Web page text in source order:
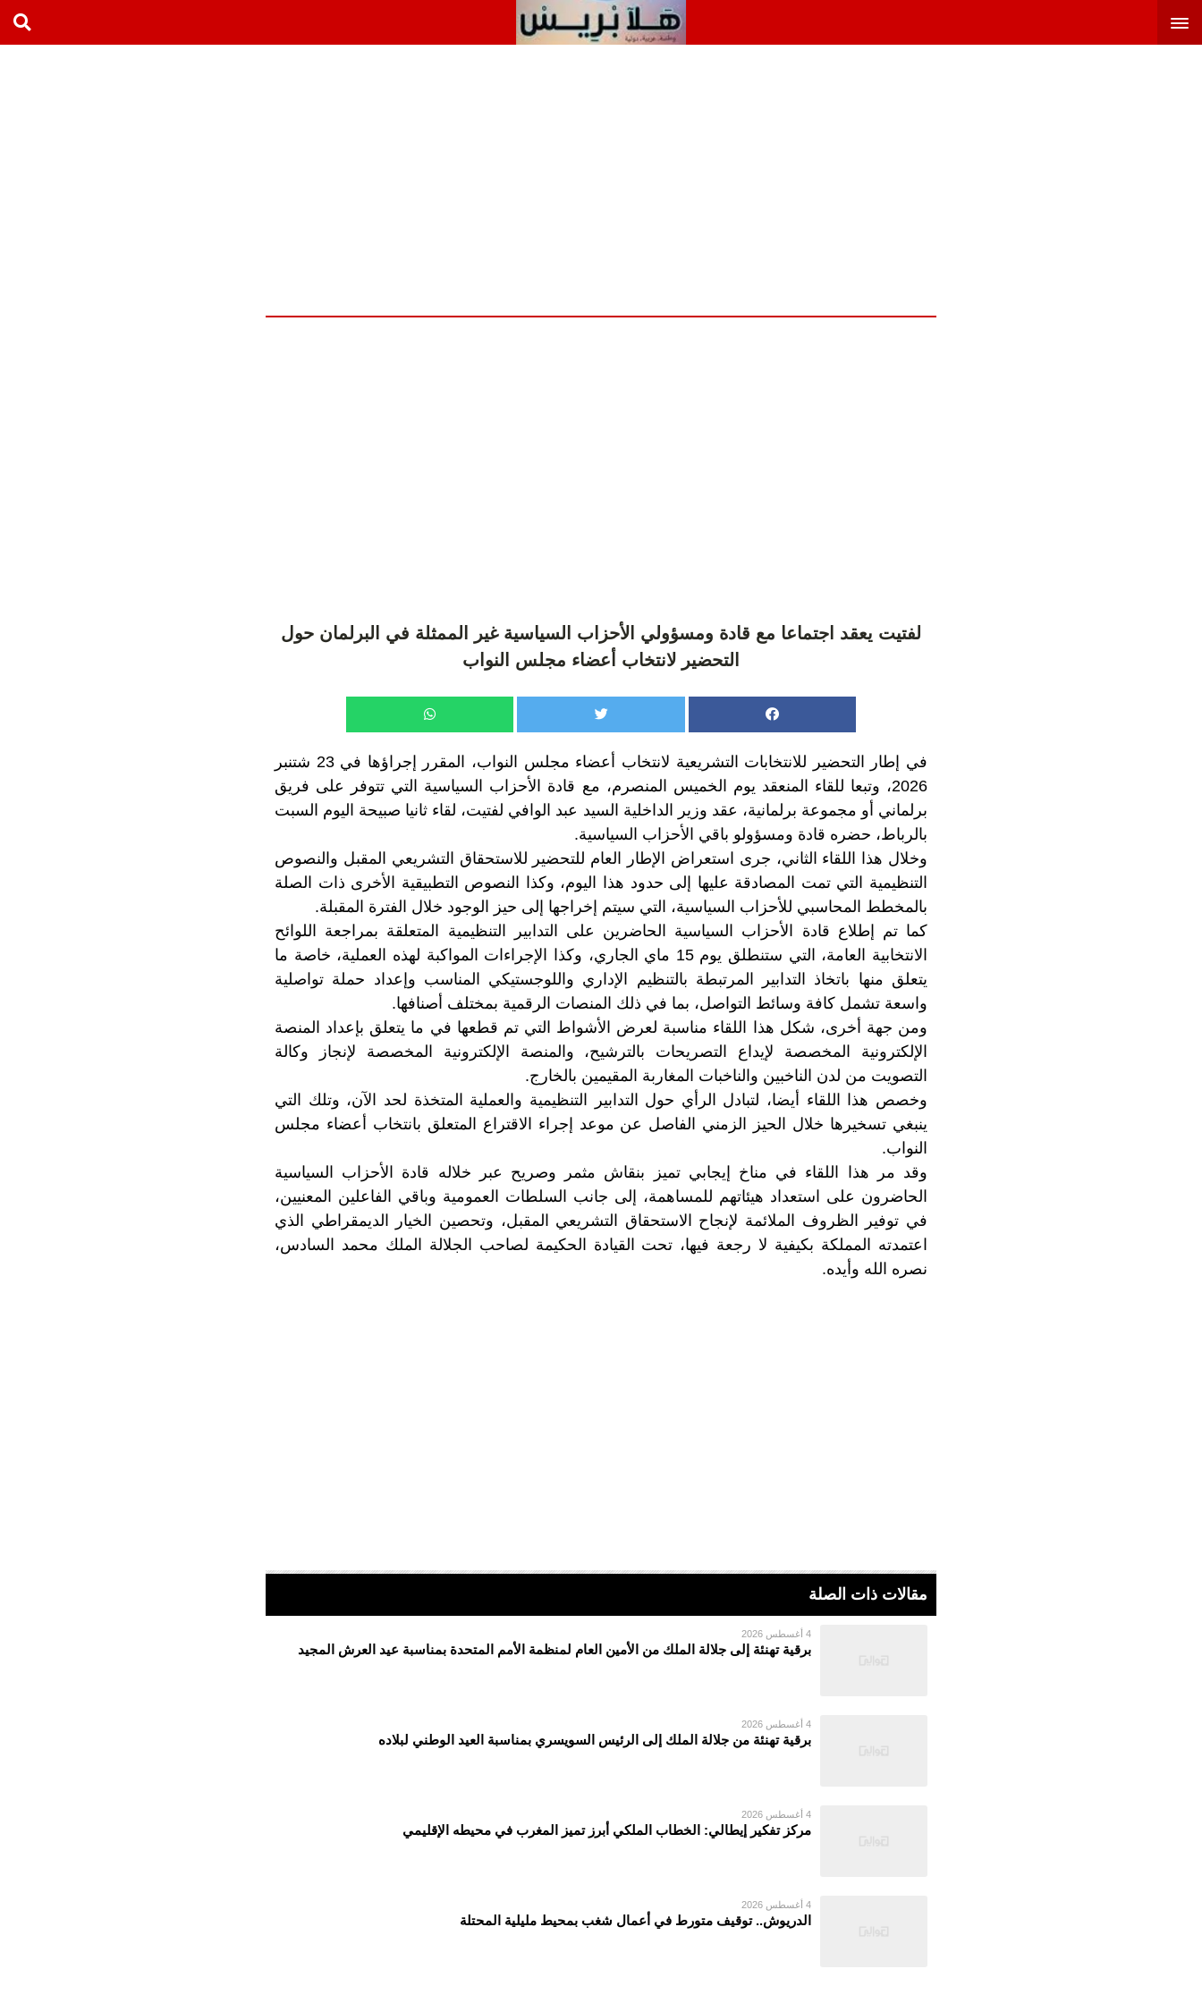
لفتيت يعقد اجتماعا مع قادة ومسؤولي الأحزاب السياسية غير الممثلة في البرلمان حول
التحضير لانتخاب أعضاء مجلس النواب
في إطار التحضير للانتخابات التشريعية لانتخاب أعضاء مجلس النواب، المقرر إجراؤها في 23 شتنبر
2026، وتبعا للقاء المنعقد يوم الخميس المنصرم، مع قادة الأحزاب السياسية التي تتوفر على فريق
برلماني أو مجموعة برلمانية، عقد وزير الداخلية السيد عبد الوافي لفتيت، لقاء ثانيا صبيحة اليوم السبت
بالرباط، حضره قادة ومسؤولو باقي الأحزاب السياسية.
وخلال هذا اللقاء الثاني، جرى استعراض الإطار العام للتحضير للاستحقاق التشريعي المقبل والنصوص
التنظيمية التي تمت المصادقة عليها إلى حدود هذا اليوم، وكذا النصوص التطبيقية الأخرى ذات الصلة
بالمخطط المحاسبي للأحزاب السياسية، التي سيتم إخراجها إلى حيز الوجود خلال الفترة المقبلة.
كما تم إطلاع قادة الأحزاب السياسية الحاضرين على التدابير التنظيمية المتعلقة بمراجعة اللوائح
الانتخابية العامة، التي ستنطلق يوم 15 ماي الجاري، وكذا الإجراءات المواكبة لهذه العملية، خاصة ما
يتعلق منها باتخاذ التدابير المرتبطة بالتنظيم الإداري واللوجستيكي المناسب وإعداد حملة تواصلية
واسعة تشمل كافة وسائط التواصل، بما في ذلك المنصات الرقمية بمختلف أصنافها.
ومن جهة أخرى، شكل هذا اللقاء مناسبة لعرض الأشواط التي تم قطعها في ما يتعلق بإعداد المنصة
الإلكترونية المخصصة لإيداع التصريحات بالترشيح، والمنصة الإلكترونية المخصصة لإنجاز وكالة
التصويت من لدن الناخبين والناخبات المغاربة المقيمين بالخارج.
وخصص هذا اللقاء أيضا، لتبادل الرأي حول التدابير التنظيمية والعملية المتخذة لحد الآن، وتلك التي
ينبغي تسخيرها خلال الحيز الزمني الفاصل عن موعد إجراء الاقتراع المتعلق بانتخاب أعضاء مجلس
النواب.
وقد مر هذا اللقاء في مناخ إيجابي تميز بنقاش مثمر وصريح عبر خلاله قادة الأحزاب السياسية
الحاضرون على استعداد هيئاتهم للمساهمة، إلى جانب السلطات العمومية وباقي الفاعلين المعنيين،
في توفير الظروف الملائمة لإنجاح الاستحقاق التشريعي المقبل، وتحصين الخيار الديمقراطي الذي
اعتمدته المملكة بكيفية لا رجعة فيها، تحت القيادة الحكيمة لصاحب الجلالة الملك محمد السادس،
نصره الله وأيده.
مقالات ذات الصلة
4 أغسطس 2026
برقية تهنئة إلى جلالة الملك من الأمين العام لمنظمة الأمم المتحدة بمناسبة عيد العرش المجيد
4 أغسطس 2026
برقية تهنئة من جلالة الملك إلى الرئيس السويسري بمناسبة العيد الوطني لبلاده
4 أغسطس 2026
مركز تفكير إيطالي: الخطاب الملكي أبرز تميز المغرب في محيطه الإقليمي
4 أغسطس 2026
الدريوش.. توقيف متورط في أعمال شغب بمحيط مليلية المحتلة